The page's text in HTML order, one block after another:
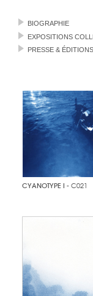
BIOGRAPHIE
EXPOSITIONS
PRESSE & ÉDITIONS
CYANOTYPE I - C021